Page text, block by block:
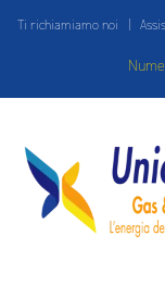
Ti richiamiamo noi |